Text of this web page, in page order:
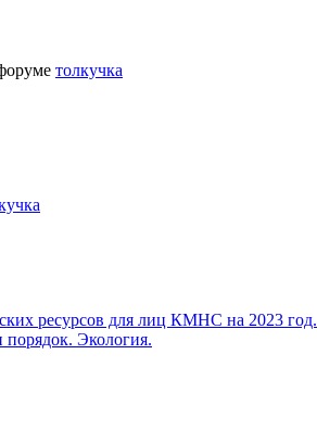
толкучка
ресурсов для лиц КМНС на 2023 год.
порядок. Экология.